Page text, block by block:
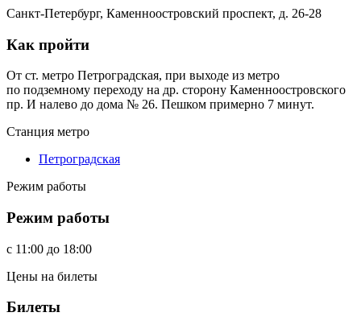
Санкт-Петербург, Каменноостровский проспект, д. 26-28
Как пройти
От ст. метро Петроградская, при выходе из метро
по подземному переходу на др. сторону Каменноостровского
пр. И налево до дома № 26. Пешком примерно 7 минут.
Станция метро
Петроградская
Режим работы
Режим работы
c 11:00 до 18:00
Цены на билеты
Билеты